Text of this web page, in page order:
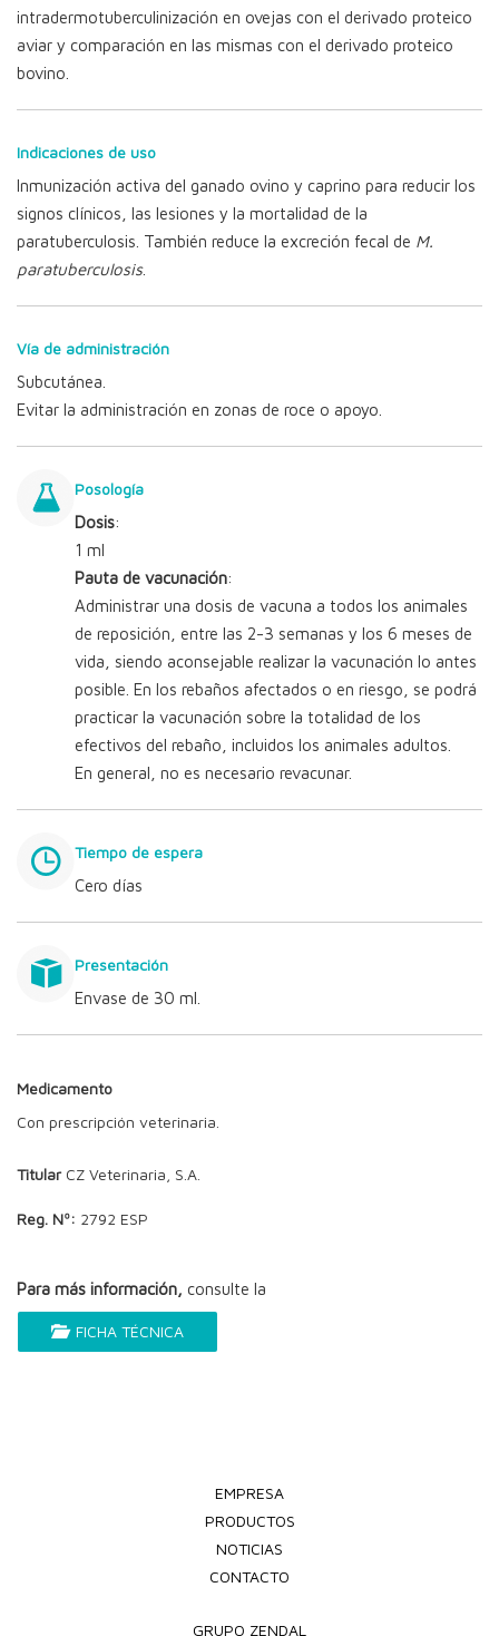
intradermotuberculinización en ovejas con el derivado proteico
aviar y comparación en las mismas con el derivado proteico
bovino.
Indicaciones de uso
Inmunización activa del ganado ovino y caprino para reducir los
signos clínicos, las lesiones y la mortalidad de la
paratuberculosis. También reduce la excreción fecal de M.
paratuberculosis.
Vía de administración
Subcutánea.
Evitar la administración en zonas de roce o apoyo.
Posología
Dosis:
1 ml
Pauta de vacunación:
Administrar una dosis de vacuna a todos los animales
de reposición, entre las 2-3 semanas y los 6 meses de
vida, siendo aconsejable realizar la vacunación lo antes
posible. En los rebaños afectados o en riesgo, se podrá
practicar la vacunación sobre la totalidad de los
efectivos del rebaño, incluidos los animales adultos.
En general, no es necesario revacunar.
Tiempo de espera
Cero días
Presentación
Envase de 30 ml.
Medicamento
Con prescripción veterinaria.
TitularCZ Veterinaria, S.A.
Reg. Nº: 2792 ESP
Para más información, consulte la
FICHA TÉCNICA
EMPRESA
PRODUCTOS
NOTICIAS
CONTACTO
GRUPO ZENDAL